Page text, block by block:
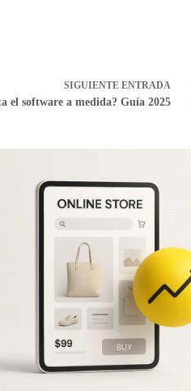
SIGUIENTE ENTRADA
el software a medida? Guía 2025